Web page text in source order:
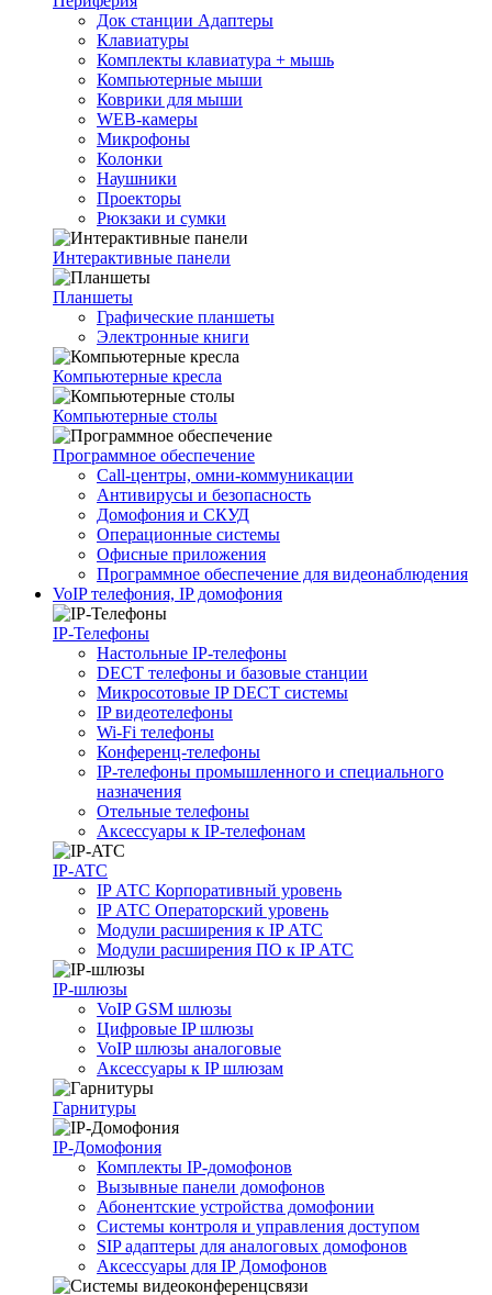
Док станции Адаптеры
Клавиатуры
Комплекты клавиатура + мышь
Компьютерные мыши
Коврики для мыши
WEB-камеры
Микрофоны
Колонки
Наушники
Проекторы
Рюкзаки и сумки
Интерактивные панели
Планшеты
Графические планшеты
Электронные книги
Компьютерные кресла
Компьютерные столы
Программное обеспечение
Call-центры, омни-коммуникации
Антивирусы и безопасность
Домофония и СКУД
Операционные системы
Офисные приложения
Программное обеспечение для видеонаблюдения
VoIP телефония, IP домофония
IP-Телефоны
Настольные IP-телефоны
DECT телефоны и базовые станции
Микросотовые IP DECT системы
IP видеотелефоны
Wi-Fi телефоны
Конференц-телефоны
IP-телефоны промышленного и специального
назначения
Отельные телефоны
Аксессуары к IP-телефонам
IP-ATC
IP АТС Корпоративный уровень
IP АТС Операторский уровень
Модули расширения к IP АТС
Модули расширения ПО к IP АТС
IP-шлюзы
VoIP GSM шлюзы
Цифровые IP шлюзы
VoIP шлюзы аналоговые
Аксессуары к IP шлюзам
Гарнитуры
IP-Домофония
Комплекты IP-домофонов
Вызывные панели домофонов
Абонентские устройства домофонии
Системы контроля и управления доступом
SIP адаптеры для аналоговых домофонов
Аксессуары для IP Домофонов